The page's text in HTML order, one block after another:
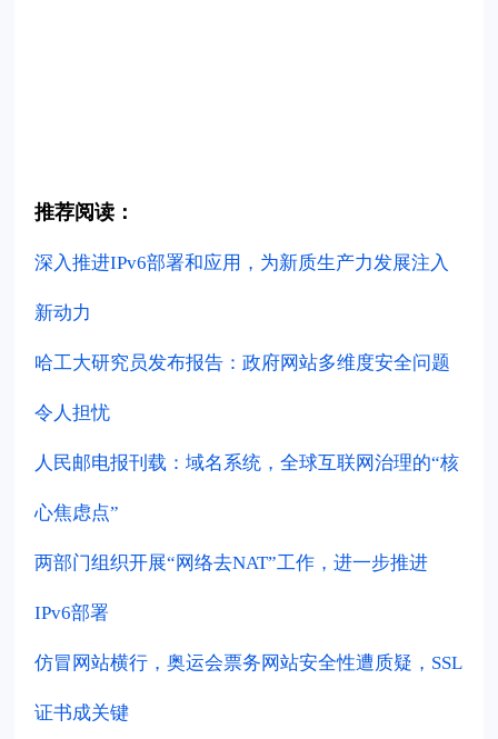
推荐阅读：
深入推进IPv6部署和应用，为新质生产力发展注入
新动力
哈工大研究员发布报告：政府网站多维度安全问题
令人担忧
人民邮电报刊载：域名系统，全球互联网治理的“核
心焦虑点”
两部门组织开展“网络去NAT”工作，进一步推进
IPv6部署
仿冒网站横行，奥运会票务网站安全性遭质疑，SSL
证书成关键